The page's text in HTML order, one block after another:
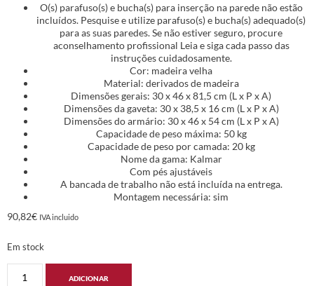
O(s) parafuso(s) e bucha(s) para inserção na parede não estão
incluídos. Pesquise e utilize parafuso(s) e bucha(s) adequado(s)
para as suas paredes. Se não estiver seguro, procure
aconselhamento profissional Leia e siga cada passo das
instruções cuidadosamente.
Cor: madeira velha
Material: derivados de madeira
Dimensões gerais: 30 x 46 x 81,5 cm (L x P x A)
Dimensões da gaveta: 30 x 38,5 x 16 cm (L x P x A)
Dimensões do armário: 30 x 46 x 54 cm (L x P x A)
Capacidade de peso máxima: 50 kg
Capacidade de peso por camada: 20 kg
Nome da gama: Kalmar
Com pés ajustáveis
A bancada de trabalho não está incluída na entrega.
Montagem necessária: sim
90,82€ IVA incluido
Em stock
ADICIONAR